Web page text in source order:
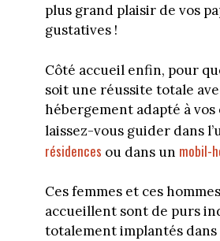
plus grand plaisir de vos
gustatives !
Côté accueil enfin, pour
soit une réussite totale
hébergement adapté à vos
laissez-vous guider dans
résidences ou dans un mobil-
Ces femmes et ces
accueillent sont de purs
totalement implantés